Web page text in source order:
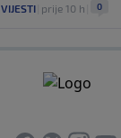
VIJESTI prije 10 h 0